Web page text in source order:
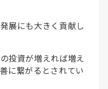
展にも大きく貢献し
投資が増えれば増え
に繋がるとされてい